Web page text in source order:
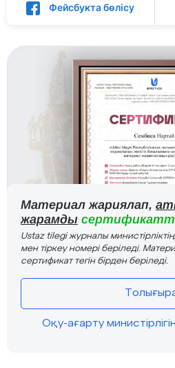
Фейсбукта бөлісу
Материал жариялап,
жарамды
Ustaz tilegi журналы министірліктің
мен тіркеу номері беріледі.
сертификат тегін бірден беріледі.
Оқу-ағарту